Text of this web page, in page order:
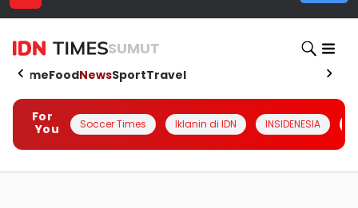
SUMUT
HomeFoodNewsSportTravel
For
You
Soccer Times Iklanin di IDN INSIDENESIA